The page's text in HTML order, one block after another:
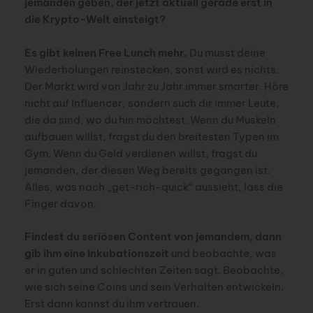
jemanden geben, der jetzt aktuell gerade erst in
die Krypto-Welt einsteigt?
Es gibt keinen Free Lunch mehr. Du musst deine
Wiederholungen reinstecken, sonst wird es nichts.
Der Markt wird von Jahr zu Jahr immer smarter. Höre
nicht auf Influencer, sondern such dir immer Leute,
die da sind, wo du hin möchtest. Wenn du Muskeln
aufbauen willst, fragst du den breitesten Typen im
Gym. Wenn du Geld verdienen willst, fragst du
jemanden, der diesen Weg bereits gegangen ist.
Alles, was nach „get-rich-quick“ aussieht, lass die
Finger davon.
Findest du seriösen Content von jemandem, dann
gib ihm eine Inkubationszeit und beobachte, was
er in guten und schlechten Zeiten sagt. Beobachte,
wie sich seine Coins und sein Verhalten entwickeln.
Erst dann kannst du ihm vertrauen.